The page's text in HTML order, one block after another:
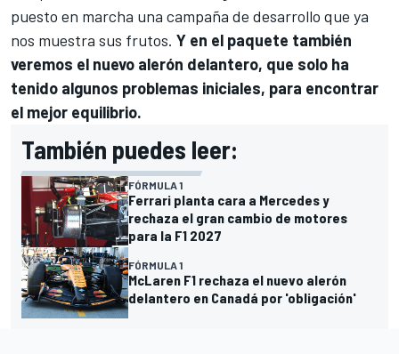
puesto en marcha una campaña de desarrollo que ya
nos muestra sus frutos. Y en el paquete también
veremos el nuevo alerón delantero, que solo ha
tenido algunos problemas iniciales, para encontrar
el mejor equilibrio.
También puedes leer:
FÓRMULA 1
Ferrari planta cara a Mercedes y
rechaza el gran cambio de motores
para la F1 2027
FÓRMULA 1
McLaren F1 rechaza el nuevo alerón
delantero en Canadá por 'obligación'